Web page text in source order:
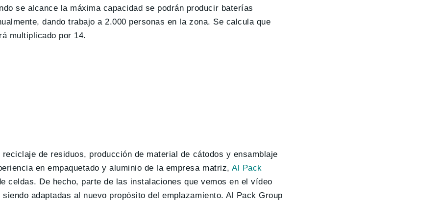
se alcance la máxima capacidad se podrán producir baterías
dando trabajo a 2.000 personas en la zona. Se calcula que
multiplicado por 14.
de residuos, producción de material de cátodos y ensamblaje
en empaquetado y aluminio de la empresa matriz,Al Pack
celdas. De hecho, parte de las instalaciones que vemos en el vídeo
adaptadas al nuevo propósito del emplazamiento. Al Pack Group